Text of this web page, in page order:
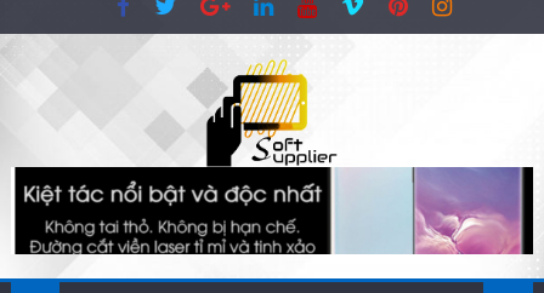
hành trong kỷ nguyên tự động hóa
Công cụ AI hỗ trợ SEO kỹ thuật: cách audit website nhanh
hơn cho đội ngũ công nghệ
Ứng dụng AI cho phòng marketing: Tự động hóa tác vụ
Phần mềm AI cho doanh nghiệp: Tại sao tốc độ tải website
quyết định 40% khách hàng rời đi